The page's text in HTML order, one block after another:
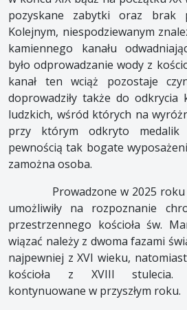
pozyskane zabytki oraz brak
Kolejnym, niespodziewanym
kamiennego kanału
było odprowadzanie wody z
kanał ten wciąż pozostaje
doprowadziły także do odkrycia
ludzkich, wśród których na
przy którym odkryto
pewnością tak bogate
zamożna osoba.
Prowadzone w 2025 roku
umożliwiły na rozpoznanie
przestrzennego kościoła św.
wiązać należy z dwoma fazami
najpewniej z XVI wieku,
kościoła z XVIII stulecia.
kontynuowane w przyszłym roku.